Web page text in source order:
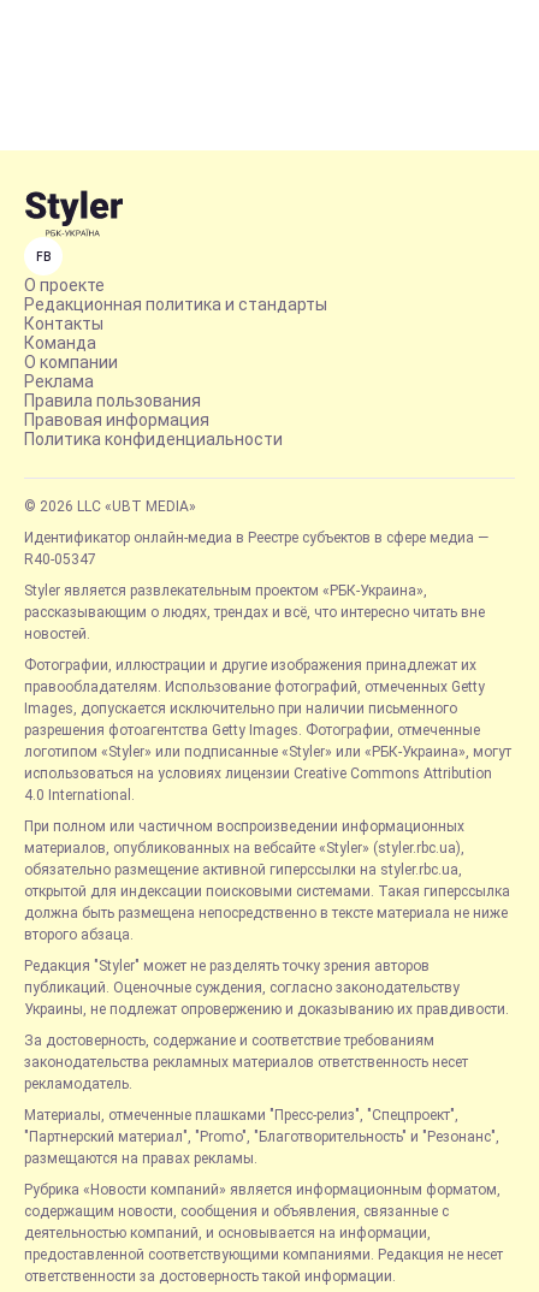
FB
О проекте
Редакционная политика и стандарты
Контакты
Команда
О компании
Реклама
Правила пользования
Правовая информация
Политика конфиденциальности
© 2026 LLC «UBT MEDIA»
Идентификатор онлайн-медиа в Реестре субъектов в сфере медиа —
R40-05347
Styler является развлекательным проектом «РБК-Украина»,
рассказывающим о людях, трендах и всё, что интересно читать вне
новостей.
Фотографии, иллюстрации и другие изображения принадлежат их
правообладателям. Использование фотографий, отмеченных Getty
Images, допускается исключительно при наличии письменного
разрешения фотоагентства Getty Images. Фотографии, отмеченные
логотипом «Styler» или подписанные «Styler» или «РБК-Украина», могут
использоваться на условиях лицензии Creative Commons Attribution
4.0 International.
При полном или частичном воспроизведении информационных
материалов, опубликованных на вебсайте «Styler» (styler.rbc.ua),
обязательно размещение активной гиперссылки на styler.rbc.ua,
открытой для индексации поисковыми системами. Такая гиперссылка
должна быть размещена непосредственно в тексте материала не ниже
второго абзаца.
Редакция "Styler" может не разделять точку зрения авторов
публикаций. Оценочные суждения, согласно законодательству
Украины, не подлежат опровержению и доказыванию их правдивости.
За достоверность, содержание и соответствие требованиям
законодательства рекламных материалов ответственность несет
рекламодатель.
Материалы, отмеченные плашками "Пресс-релиз", "Спецпроект",
"Партнерский материал", "Promo", "Благотворительность" и "Резонанс",
размещаются на правах рекламы.
Рубрика «Новости компаний» является информационным форматом,
содержащим новости, сообщения и объявления, связанные с
деятельностью компаний, и основывается на информации,
предоставленной соответствующими компаниями. Редакция не несет
ответственности за достоверность такой информации.